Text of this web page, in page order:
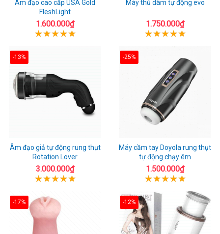
Âm đạo cao cấp USA Gold
FleshLight
1.600.000₫
Máy thủ dâm tự động evo
1.750.000₫
-13%
Âm đạo giả tự động rung thụt
Rotation Lover
3.000.000₫
-25%
Máy cầm tay Doyola rung thụt
tự động chạy êm
1.500.000₫
-17% -12%